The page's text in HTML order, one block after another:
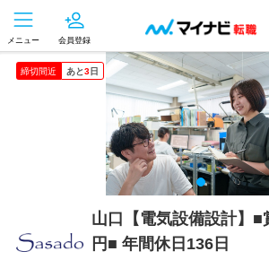
メニュー 会員登録
締切間近 あと3日
山口【電気設備設計】■
円■ 年間休日136日